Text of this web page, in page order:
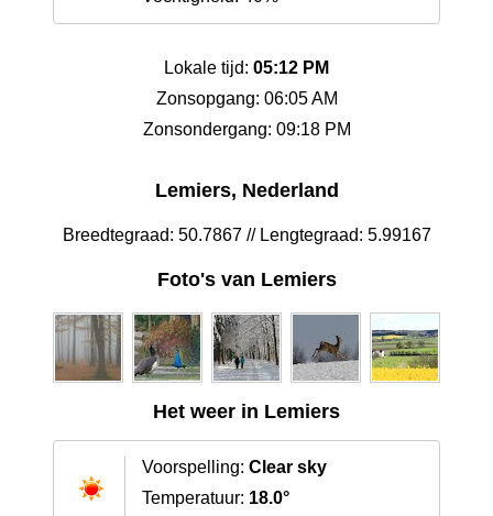
Lokale tijd: 05:12 PM
Zonsopgang: 06:05 AM
Zonsondergang: 09:18 PM
Lemiers, Nederland
Breedtegraad: 50.7867 // Lengtegraad: 5.99167
Foto's van Lemiers
Het weer in Lemiers
Voorspelling: Clear sky
Temperatuur: 18.0°